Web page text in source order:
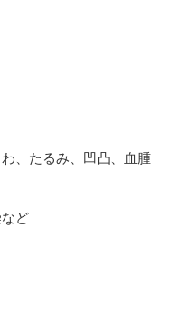
、たるみ、凹凸、血腫
ど